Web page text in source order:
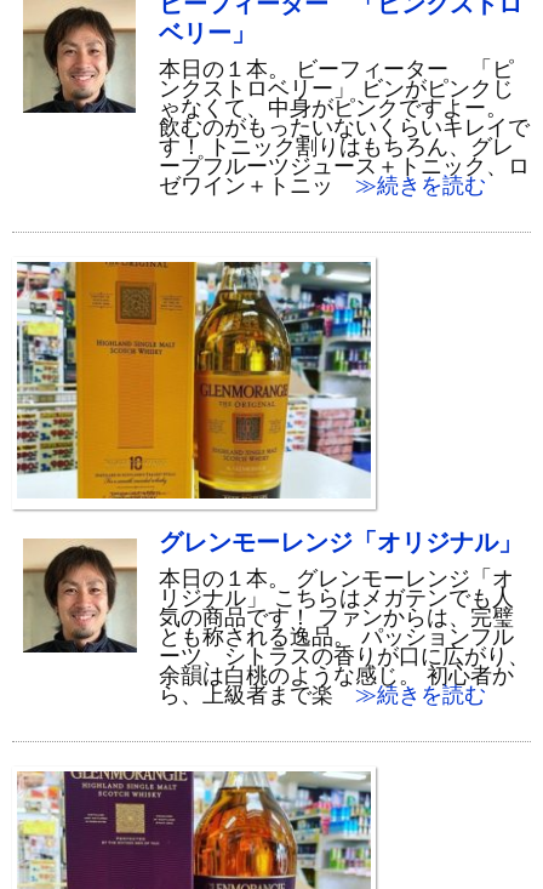
ベリー」
本日の１本。 ビーフィーター 「ピ
ンクストロベリー」 ビンがピンクじ
ゃなくて、中身がピンクですよー。
飲むのがもったいないくらいキレイで
す！ トニック割りはもちろん、グレ
ープフルーツジュース＋トニック、ロ
ゼワイン＋トニッ
≫続きを読む
グレンモーレンジ「オリジナル」
本日の１本。 グレンモーレンジ「オ
リジナル」 こちらはメガテンでも人
気の商品です！ ファンからは、完璧
とも称される逸品。 パッションフル
ーツ、シトラスの香りが口に広がり、
余韻は白桃のような感じ。 初心者か
ら、上級者まで楽 ≫続きを読む